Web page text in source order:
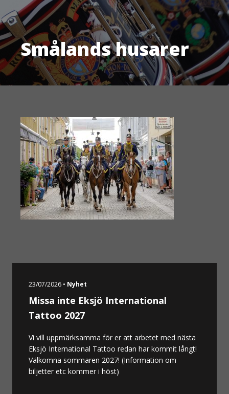
Smålands husarer
23/07/2026 • Nyhet
Missa inte Eksjö International
Tattoo 2027
Vi vill uppmärksamma för er att arbetet med nästa
Eksjö International Tattoo redan har kommit långt!
Välkomna sommaren 2027! (Information om
biljetter etc kommer i höst)